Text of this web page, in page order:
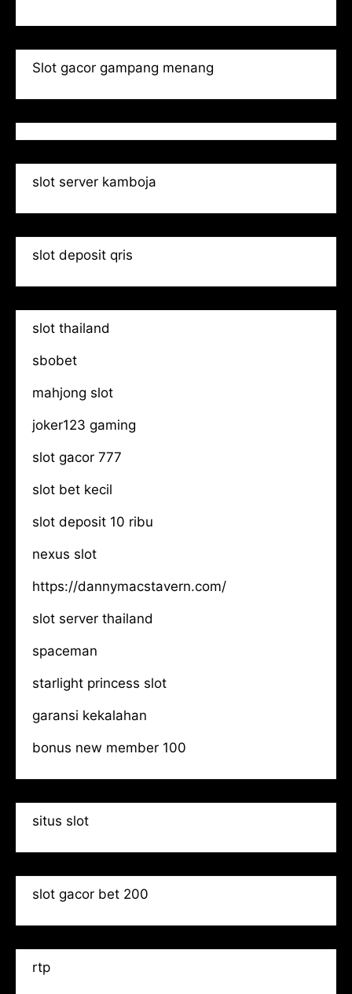
Slot gacor gampang menang
slot server kamboja
slot deposit qris
slot thailand
sbobet
mahjong slot
joker123 gaming
slot gacor 777
slot bet kecil
slot deposit 10 ribu
nexus slot
https://dannymacstavern.com/
slot server thailand
spaceman
starlight princess slot
garansi kekalahan
bonus new member 100
situs slot
slot gacor bet 200
rtp